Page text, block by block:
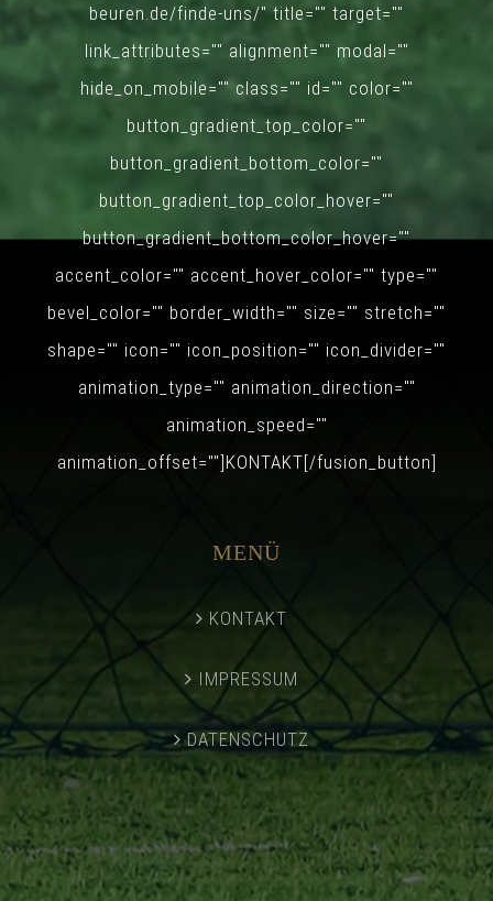
beuren.de/finde-uns/" title="" target=""
link_attributes="" alignment="" modal=""
hide_on_mobile="" class="" id="" color=""
button_gradient_top_color=""
button_gradient_bottom_color=""
button_gradient_top_color_hover=""
button_gradient_bottom_color_hover=""
accent_color="" accent_hover_color="" type=""
bevel_color="" border_width="" size="" stretch=""
shape="" icon="" icon_position="" icon_divider=""
animation_type="" animation_direction=""
animation_speed=""
animation_offset=""]KONTAKT[/fusion_button]
MENÜ
KONTAKT
IMPRESSUM
DATENSCHUTZ